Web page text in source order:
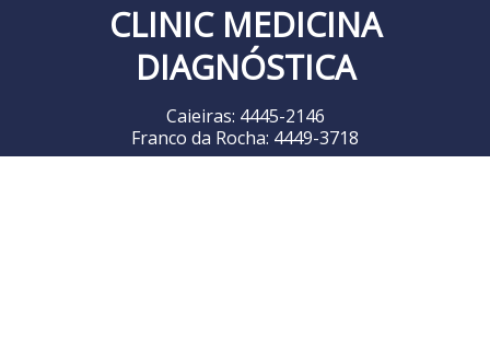
CLINIC MEDICINA
DIAGNÓSTICA
Caieiras: 4445-2146
Franco da Rocha: 4449-3718